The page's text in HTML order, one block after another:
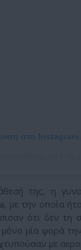
στο Instagram.
της, η
με την οποία
ότι δεν τη
μόνο μία φορά
με